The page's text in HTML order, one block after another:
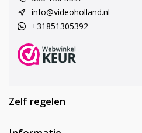
info@videoholland.nl
+31851305392
Zelf regelen